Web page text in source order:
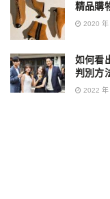
精品購
2020 年
如何看
判別方
2022 年